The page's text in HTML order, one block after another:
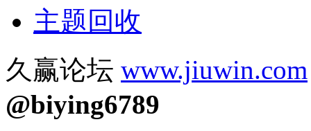
主题回收
久赢论坛 www.jiuwin.com
@biying6789